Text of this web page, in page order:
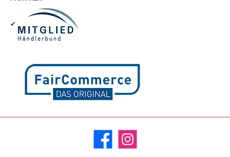
✔
Facebook Instagram